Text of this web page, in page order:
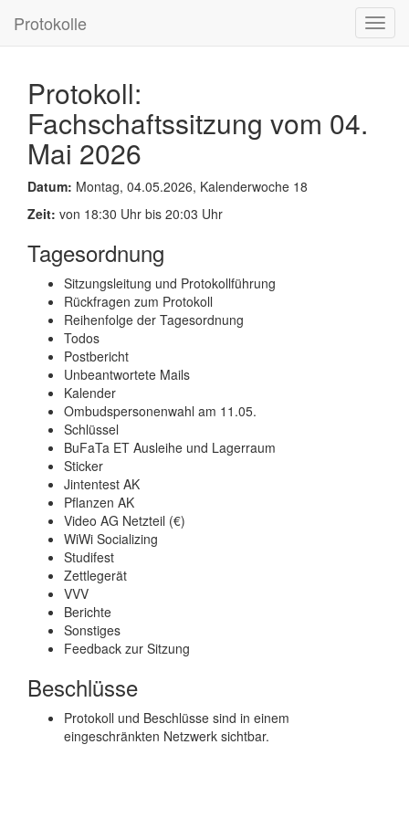
Protokolle
Protokoll:
Fachschaftssitzung vom 04.
Mai 2026
Datum: Montag, 04.05.2026, Kalenderwoche 18
Zeit: von 18:30 Uhr bis 20:03 Uhr
Tagesordnung
Sitzungsleitung und Protokollführung
Rückfragen zum Protokoll
Reihenfolge der Tagesordnung
Todos
Postbericht
Unbeantwortete Mails
Kalender
Ombudspersonenwahl am 11.05.
Schlüssel
BuFaTa ET Ausleihe und Lagerraum
Sticker
Jintentest AK
Pflanzen AK
Video AG Netzteil (€)
WiWi Socializing
Studifest
Zettlegerät
VVV
Berichte
Sonstiges
Feedback zur Sitzung
Beschlüsse
Protokoll und Beschlüsse sind in einem
eingeschränkten Netzwerk sichtbar.